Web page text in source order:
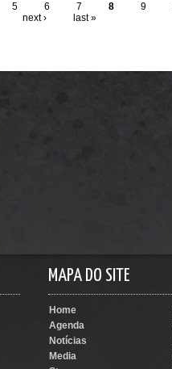
5 6 7 8 9
next › last »
MAPA DO SITE
Home
Agenda
Notícias
Media